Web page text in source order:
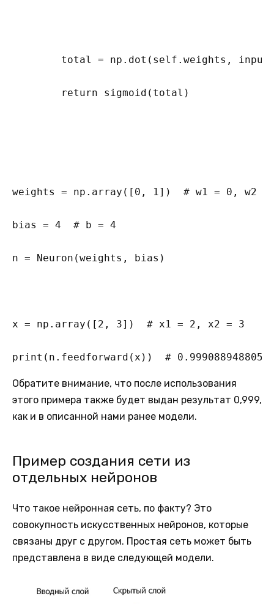
total = np.dot(self.weights,
return sigmoid(total)
weights = np.array([0, 1])  # w1 = 0, w2 =
bias = 4  # b = 4
n = Neuron(weights, bias)
x = np.array([2, 3])  # x1 = 2, x2 = 3
print(n.feedforward(x))  #
Обратите внимание, что после использования
этого примера также будет выдан результат 0,999,
как и в описанной нами ранее модели.
Пример создания сети из
отдельных нейронов
Что такое нейронная сеть, по факту? Это
совокупность искусственных нейронов, которые
связаны друг с другом. Простая сеть может быть
представлена в виде следующей модели.